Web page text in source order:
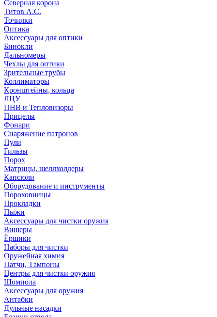
Северная корона
Титов А.С.
Точилки
Оптика
Аксессуары для оптики
Бинокли
Дальномеры
Чехлы для оптики
Зрительные трубы
Коллиматоры
Кронштейны, кольца
ЛЦУ
ПНВ и Тепловизоры
Прицелы
Фонари
Снаряжение патронов
Пули
Гильзы
Порох
Матрицы, шеллхолдеры
Капсюли
Оборудование и инструменты
Пороховницы
Прокладки
Пыжи
Аксессуары для чистки оружия
Вишеры
Ёршики
Наборы для чистки
Оружейная химия
Патчи, Тампоны
Центры для чистки оружия
Шомпола
Аксессуары для оружия
Антабки
Дульные насадки